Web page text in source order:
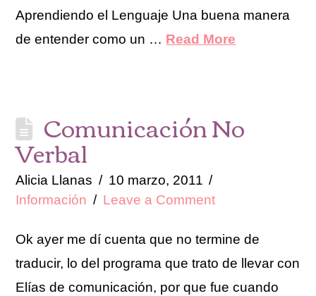
Aprendiendo el Lenguaje Una buena manera
de entender como un … Read More
Comunicación No
Verbal
Alicia Llanas
10 marzo, 2011
Información
Leave a Comment
Ok ayer me dí cuenta que no termine de
traducir, lo del programa que trato de llevar con
Elías de comunicación, por que fue cuando